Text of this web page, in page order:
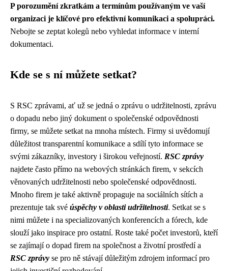
P porozumění zkratkám a termínům používaným ve vaší
organizaci je klíčové pro efektivní komunikaci a spolupráci.
Nebojte se zeptat kolegů nebo vyhledat informace v interní
dokumentaci.
Kde se s ní můžete setkat?
S RSC zprávami, ať už se jedná o zprávu o udržitelnosti, zprávu
o dopadu nebo jiný dokument o společenské odpovědnosti
firmy, se můžete setkat na mnoha místech. Firmy si uvědomují
důležitost transparentní komunikace a sdílí tyto informace se
svými zákazníky, investory i širokou veřejností. RSC zprávy
najdete často přímo na webových stránkách firem, v sekcích
věnovaných udržitelnosti nebo společenské odpovědnosti.
Mnoho firem je také aktivně propaguje na sociálních sítích a
prezentuje tak své úspěchy v oblasti udržitelnosti. Setkat se s
nimi můžete i na specializovaných konferencích a fórech, kde
slouží jako inspirace pro ostatní. Roste také počet investorů, kteří
se zajímají o dopad firem na společnost a životní prostředí a
RSC zprávy se pro ně stávají důležitým zdrojem informací pro